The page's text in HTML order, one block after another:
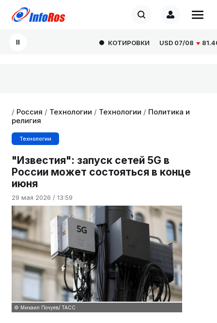
КОТИРОВКИ USD 07/08 81.4077
/ Россия / Технологии / Технологии / Политика и
религия
Технологии
"Известия": запуск сетей 5G в
России может состояться в конце
июня
29 мая 2026 / 13:59
© Михаил Почуев/ ТАСС